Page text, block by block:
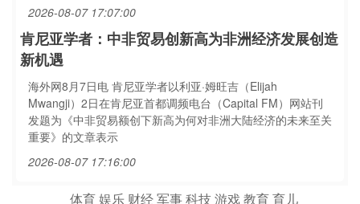
2026-08-07 17:07:00
肯尼亚学者：中非贸易创新高为非洲经济发展创造
新机遇
海外网8月7日电 肯尼亚学者以利亚·姆旺吉（Elijah
Mwangji）2日在肯尼亚首都调频电台（Capital FM）网站刊
发题为《中非贸易额创下新高为何对非洲大陆经济的未来至关
重要》的文章表示
2026-08-07 17:16:00
体育娱乐 财经军事科技游戏教育育儿